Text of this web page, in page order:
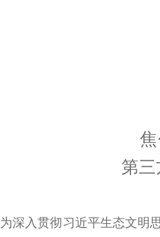
第
为深入贯彻习近平生态文明